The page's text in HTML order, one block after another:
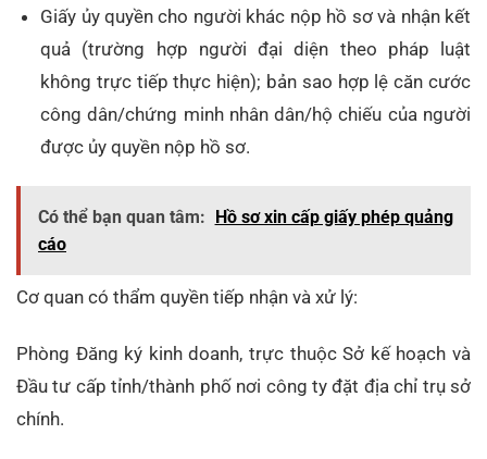
Giấy ủy quyền cho người khác nộp hồ sơ và nhận kết
quả (trường hợp người đại diện theo pháp luật
không trực tiếp thực hiện); bản sao hợp lệ căn cước
công dân/chứng minh nhân dân/hộ chiếu của người
được ủy quyền nộp hồ sơ.
Có thể bạn quan tâm:
Hồ sơ xin cấp giấy phép quảng
cáo
Cơ quan có thẩm quyền tiếp nhận và xử lý:
Phòng Đăng ký kinh doanh, trực thuộc Sở kế hoạch và
Đầu tư cấp tỉnh/thành phố nơi công ty đặt địa chỉ trụ sở
chính.